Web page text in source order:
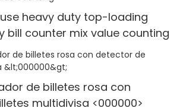
use heavy duty top-loading
bill counter mix value counting
de billetes rosa con
multidivisa <000000>